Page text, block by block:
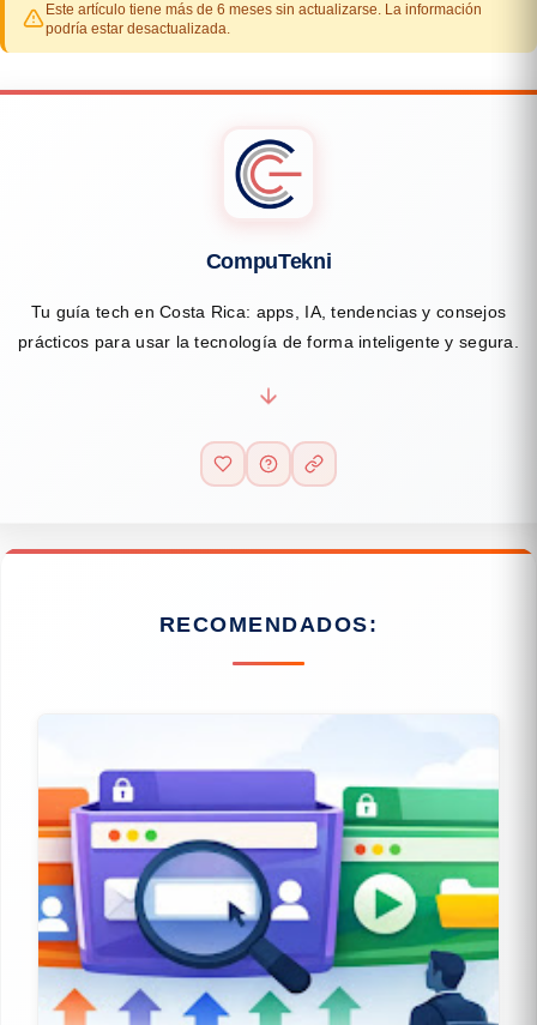
Este artículo tiene más de 6 meses sin actualizarse. La información
podría estar desactualizada.
CompuTekni
Tu guía tech en Costa Rica: apps, IA, tendencias y consejos
prácticos para usar la tecnología de forma inteligente y segura.
RECOMENDADOS: